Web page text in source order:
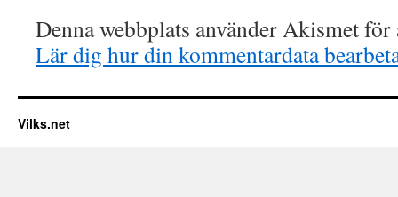
Denna webbplats använder Akismet
Lär dig hur din kommentardata
Vilks.net